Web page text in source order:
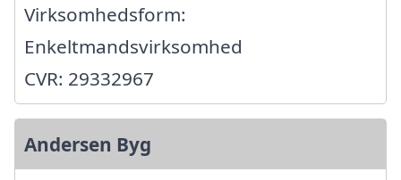
Virksomhedsform:
Enkeltmandsvirksomhed
CVR: 29332967
Andersen Byg